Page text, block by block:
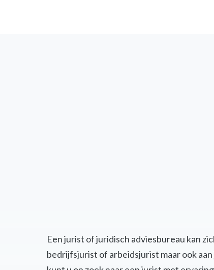
Een jurist of juridisch adviesbureau kan
bedrijfsjurist of arbeidsjurist maar ook